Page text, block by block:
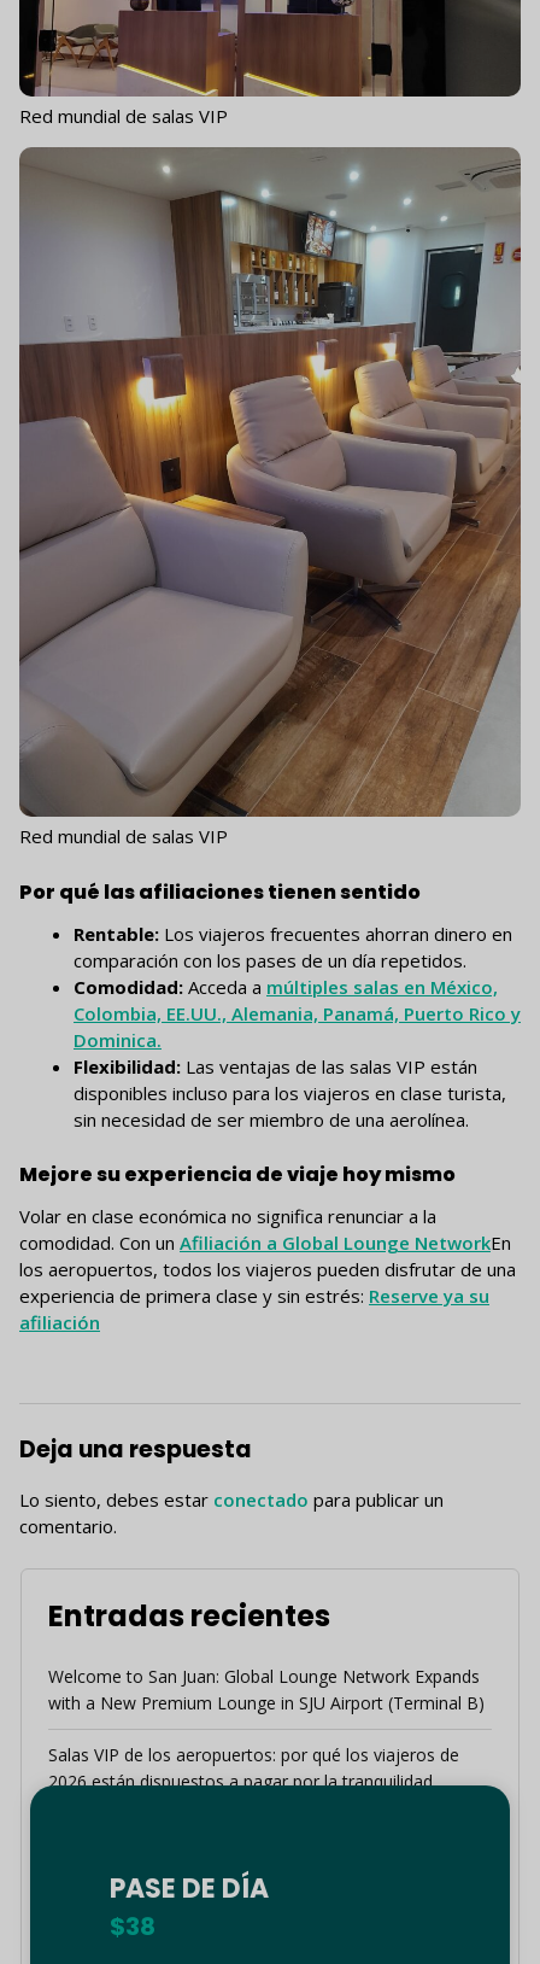
Red mundial de salas VIP
Red mundial de salas VIP
Por qué las afiliaciones tienen sentido
Rentable: Los viajeros frecuentes ahorran dinero en
comparación con los pases de un día repetidos.
Comodidad: Acceda a múltiples salas en México,
Colombia, EE.UU., Alemania, Panamá, Puerto Rico y
Dominica.
Flexibilidad: Las ventajas de las salas VIP están
disponibles incluso para los viajeros en clase turista,
sin necesidad de ser miembro de una aerolínea.
Mejore su experiencia de viaje hoy mismo
Volar en clase económica no significa renunciar a la
comodidad. Con un Afiliación a Global Lounge NetworkEn
los aeropuertos, todos los viajeros pueden disfrutar de una
experiencia de primera clase y sin estrés: Reserve ya su
afiliación
Deja una respuesta
Lo siento, debes estar conectado para publicar un
comentario.
Entradas recientes
Welcome to San Juan: Global Lounge Network Expands
with a New Premium Lounge in SJU Airport (Terminal B)
Salas VIP de los aeropuertos: por qué los viajeros de
2026 están dispuestos a pagar por la tranquilidad
Redefiniendo el «Hub de las Américas»: cómo Global
Lounge Network y Sky Concierge mejoran tu experiencia
PASE DE DÍA
$38